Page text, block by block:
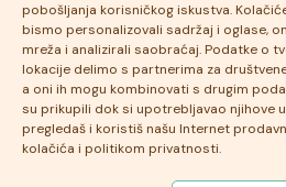
pobošljanja korisničkog iskustva.
bismo personalizovali sadržaj i oglase,
mreža i analizirali saobraćaj. Podatke o
lokacije delimo s partnerima za
a oni ih mogu kombinovati s drugim
su prikupili dok si upotrebljavao njihove
pregledaš i koristiš našu Internet
kolačića i politikom privatnosti.